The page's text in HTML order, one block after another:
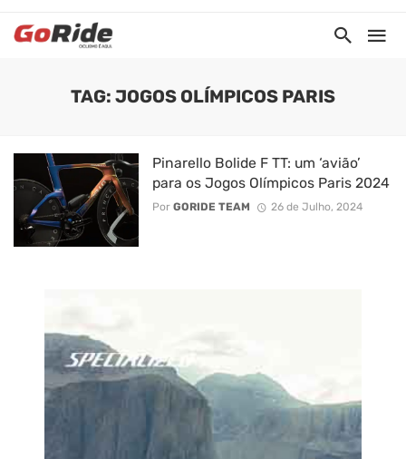
TAG: JOGOS OLÍMPICOS PARIS
Pinarello Bolide F TT: um ‘avião’
para os Jogos Olímpicos Paris 2024
Por GORIDE TEAM 26 de Julho, 2024